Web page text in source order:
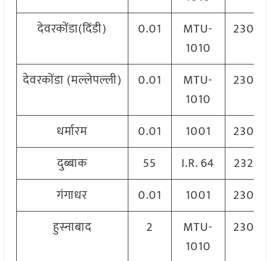
देवरकोंडा(दिंडी)
0.01
MTU-
1010
2300
देवरकोंडा (मल्लेपल्ली) 0.01
MTU-
1010
2300
धर्मारम 0.01 1001
2300
दुब्बाक
55 I.R. 64
2320
गंगाधर
0.01 1001
2300
हुस्नाबाद
2
MTU-
1010
2300